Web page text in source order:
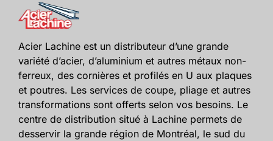
Acier Lachine est un distributeur d’une grande
variété d’acier, d’aluminium et autres métaux non-
ferreux, des cornières et profilés en U aux plaques
et poutres. Les services de coupe, pliage et autres
transformations sont offerts selon vos besoins. Le
centre de distribution situé à Lachine permets de
desservir la grande région de Montréal, le sud du